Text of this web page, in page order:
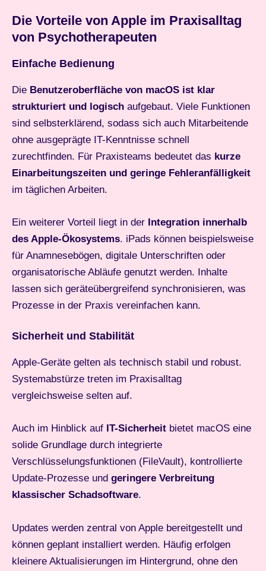
Die Vorteile von Apple im Praxisalltag
von Psychotherapeuten
Einfache Bedienung
Die Benutzeroberfläche von macOS ist klar
strukturiert und logisch aufgebaut. Viele Funktionen
sind selbsterklärend, sodass sich auch Mitarbeitende
ohne ausgeprägte IT-Kenntnisse schnell
zurechtfinden. Für Praxisteams bedeutet das kurze
Einarbeitungszeiten und geringe Fehleranfälligkeit
im täglichen Arbeiten.
Ein weiterer Vorteil liegt in der Integration innerhalb
des Apple-Ökosystems. iPads können beispielsweise
für Anamnesebögen, digitale Unterschriften oder
organisatorische Abläufe genutzt werden. Inhalte
lassen sich geräteübergreifend synchronisieren, was
Prozesse in der Praxis vereinfachen kann.
Sicherheit und Stabilität
Apple-Geräte gelten als technisch stabil und robust.
Systemabstürze treten im Praxisalltag
vergleichsweise selten auf.
Auch im Hinblick auf IT-Sicherheit bietet macOS eine
solide Grundlage durch integrierte
Verschlüsselungsfunktionen (FileVault), kontrollierte
Update-Prozesse und geringere Verbreitung
klassischer Schadsoftware.
Updates werden zentral von Apple bereitgestellt und
können geplant installiert werden. Häufig erfolgen
kleinere Aktualisierungen im Hintergrund, ohne den